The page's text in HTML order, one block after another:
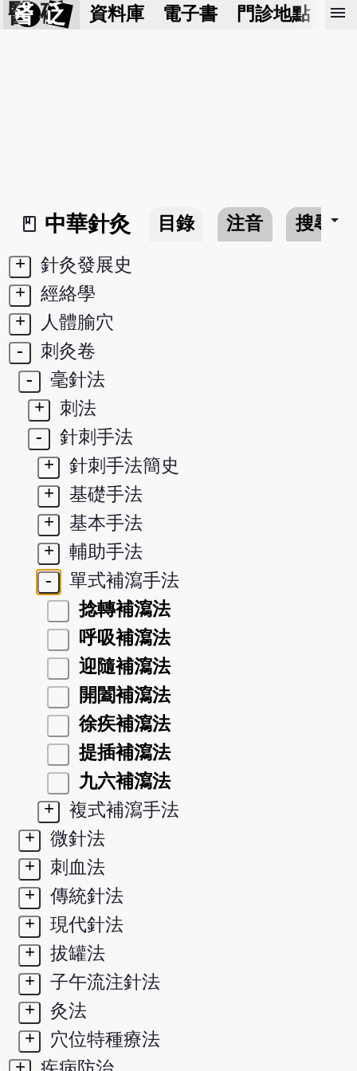
醫 砭 資料庫 電子書 門診地點 預
menu
book_2
中華針灸 目錄 注音 搜尋arrow_drop_down
+
針灸發展史
+
經絡學
+
人體腧穴
-
刺灸卷
-
毫針法
+
刺法
-
針刺手法
+
針刺手法簡史
+
基礎手法
+
基本手法
+
輔助手法
-
單式補瀉手法
捻轉補瀉法
呼吸補瀉法
迎隨補瀉法
開闔補瀉法
徐疾補瀉法
提插補瀉法
九六補瀉法
+
複式補瀉手法
+
微針法
+
刺血法
+
傳統針法
+
現代針法
+
拔罐法
+
子午流注針法
+
灸法
+
穴位特種療法